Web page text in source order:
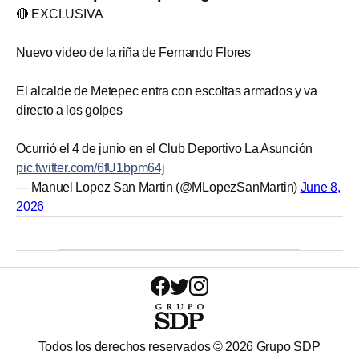
🔴 EXCLUSIVA
Nuevo video de la riña de Fernando Flores
El alcalde de Metepec entra con escoltas armados y va
directo a los golpes
Ocurrió el 4 de junio en el Club Deportivo La Asunción
pic.twitter.com/6fU1bpm64j
— Manuel Lopez San Martin (@MLopezSanMartin) June 8,
2026
Todos los derechos reservados © 2026 Grupo SDP